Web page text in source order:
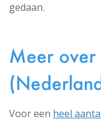
gedaan.
Meer over
Voor een heel